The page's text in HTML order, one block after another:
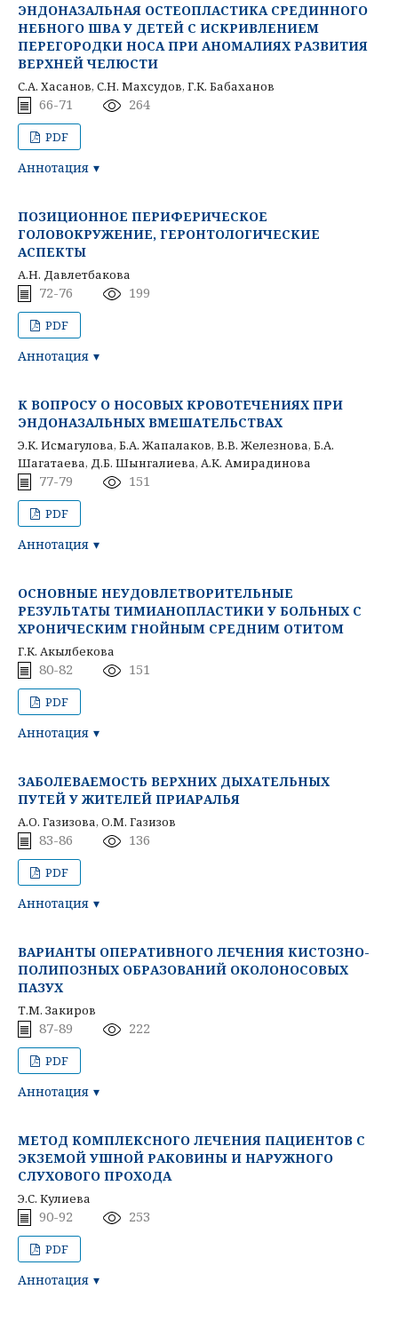
ЭНДОНАЗАЛЬНАЯ ОСТЕОПЛАСТИКА СРЕДИННОГО
НЕБНОГО ШВА У ДЕТЕЙ С ИСКРИВЛЕНИЕМ
ПЕРЕГОРОДКИ НОСА ПРИ АНОМАЛИЯХ РАЗВИТИЯ
ВЕРХНЕЙ ЧЕЛЮСТИ
С.А. Хасанов, С.Н. Махсудов, Г.К. Бабаханов
66-71 264
PDF
Аннотация
ПОЗИЦИОННОЕ ПЕРИФЕРИЧЕСКОЕ
ГОЛОВОКРУЖЕНИЕ, ГЕРОНТОЛОГИЧЕСКИЕ
АСПЕКТЫ
А.Н. Давлетбакова
72-76 199
PDF
Аннотация
К ВОПРОСУ О НОСОВЫХ КРОВОТЕЧЕНИЯХ ПРИ
ЭНДОНАЗАЛЬНЫХ ВМЕШАТЕЛЬСТВАХ
Э.К. Исмагулова, Б.А. Жапалаков, В.В. Железнова, Б.А.
Шагатаева, Д.Б. Шынгалиева, А.К. Амирадинова
77-79 151
PDF
Аннотация
ОСНОВНЫЕ НЕУДОВЛЕТВОРИТЕЛЬНЫЕ
РЕЗУЛЬТАТЫ ТИМИАНОПЛАСТИКИ У БОЛЬНЫХ С
ХРОНИЧЕСКИМ ГНОЙНЫМ СРЕДНИМ ОТИТОМ
Г.К. Акылбекова
80-82 151
PDF
Аннотация
ЗАБОЛЕВАЕМОСТЬ ВЕРХНИХ ДЫХАТЕЛЬНЫХ
ПУТЕЙ У ЖИТЕЛЕЙ ПРИАРАЛЬЯ
А.О. Газизова, О.М. Газизов
83-86 136
PDF
Аннотация
ВАРИАНТЫ ОПЕРАТИВНОГО ЛЕЧЕНИЯ КИСТОЗНО-
ПОЛИПОЗНЫХ ОБРАЗОВАНИЙ ОКОЛОНОСОВЫХ
ПАЗУХ
Т.М. Закиров
87-89 222
PDF
Аннотация
МЕТОД КОМПЛЕКСНОГО ЛЕЧЕНИЯ ПАЦИЕНТОВ С
ЭКЗЕМОЙ УШНОЙ РАКОВИНЫ И НАРУЖНОГО
СЛУХОВОГО ПРОХОДА
Э.С. Кулиева
90-92 253
PDF
Аннотация